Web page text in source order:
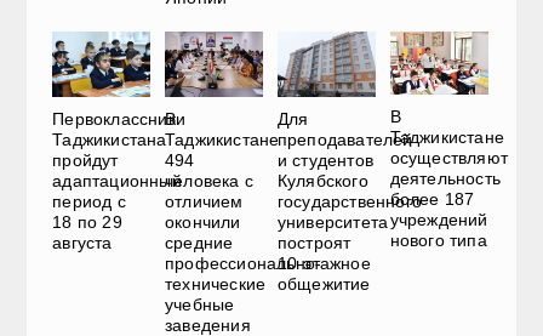
Первоклассники
Таджикистана
пройдут
адаптационный
период с
18 по 29
августа
В
Таджикистане
494
человека с
отличием
окончили
средние
профессионально-
технические
учебные
заведения
Для
преподавателей
и студентов
Кулябского
государственного
университета
построят
10-этажное
общежитие
В
Таджикистане
осуществляют
деятельность
более 187
учреждений
нового типа